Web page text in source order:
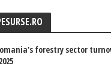
forestry sector